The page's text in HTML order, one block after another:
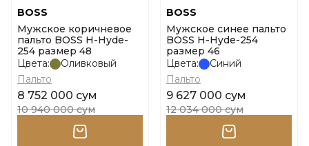
BOSS
Мужское коричневое
пальто BOSS H-Hyde-
254 размер 48
Цвета:
Оливковый
Пальто
8 752 000 сум
10 940 000 сум
BOSS
Мужское синее пальто
BOSS H-Hyde-254
размер 46
Цвета:
Синий
Пальто
9 627 000 сум
12 034 000 сум